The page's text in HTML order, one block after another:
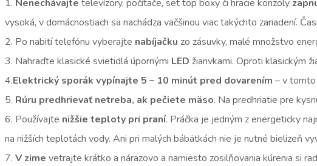
1. Nenechávajte televízory, počítače, set top boxy či hracie konzoly
vysoká, v domácnostiach sa nachádza väčšinou viac takýchto zariadení.
2. Po nabití telefónu vyberajte nabíjačku zo zásuvky, malé množstvo
3. Nahraďte klasické svietidlá úpornými LED žiarivkami. Oproti klasickým
4.Elektrický sporák vypínajte 5 – 10 minút pred dovarením – v
5. Rúru predhrievať netreba, ak pečiete mäso. Na predhriatie pre
6. Používajte nižšie teploty pri praní. Práčka je jedným z energeticky
na nižších teplotách vody. Ani pri malých bábätkách nie je nutné bielizeň
7. V zime vetrajte krátko a nárazovo a namiesto zosilňovania kúrenia si